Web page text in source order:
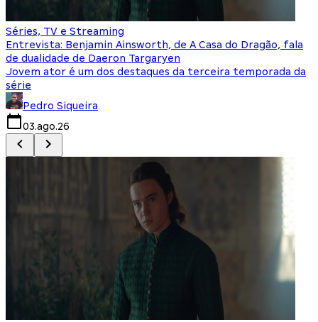
Séries, TV e Streaming
Entrevista: Benjamin Ainsworth, de A Casa do Dragão, fala
de dualidade de Daeron Targaryen
Jovem ator é um dos destaques da terceira temporada da
série
Pedro Siqueira
03.ago.26